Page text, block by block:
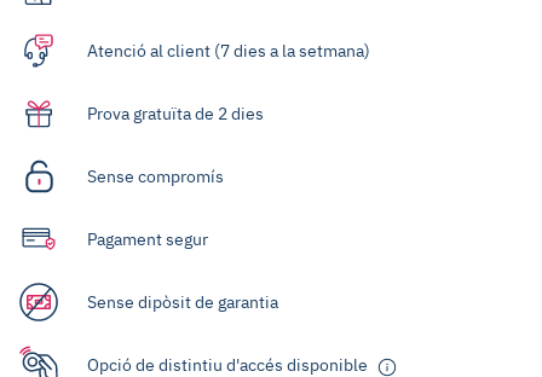
Atenció al client (7 dies a la setmana)
Prova gratuïta de 2 dies
Sense compromís
Pagament segur
Sense dipòsit de garantia
Opció de distintiu d'accés disponible